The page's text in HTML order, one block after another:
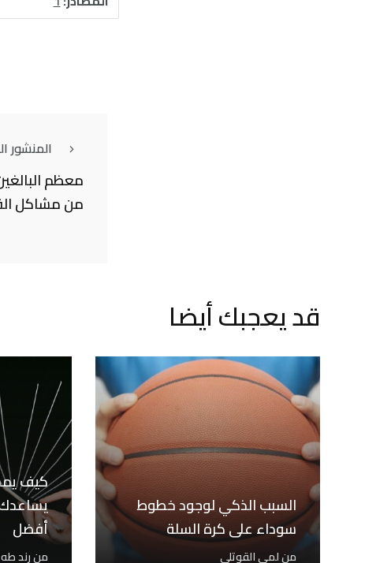
المنشور
معظم
من مشاكل
قد يعجبك أيضا
السبب الذكي لوجود خطوط
سوداء على كرة السلة
منلمى القوتلي
كيف
أفضل
منرند طه